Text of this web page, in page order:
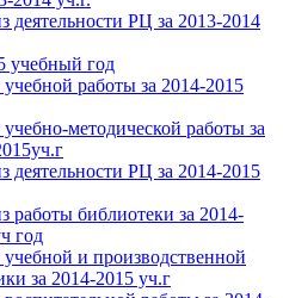
деятельности РЦ за 2013-2014
учебный год
работы за 2014-2015
методической работы за
деятельности РЦ за 2014-2015
работы библиотеки за 2014-
год
и производственной
за 2014-2015 уч.г